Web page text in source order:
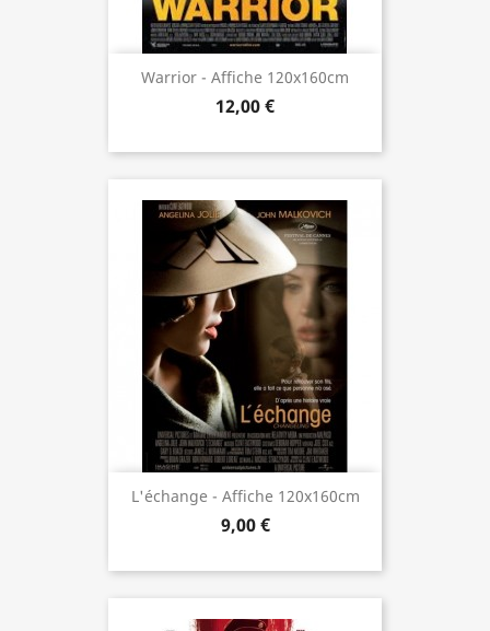
Warrior - Affiche 120x160cm
12,00 €
L'échange - Affiche 120x160cm
9,00 €